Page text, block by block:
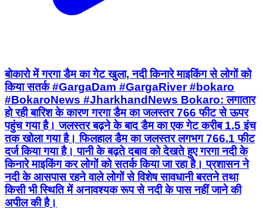
बोकारो में गरगा डैम का गेट खुला, नदी किनारे माइकिंग से लोगों को
किया सतर्क #GargaDam #GargaRiver #bokaro
#BokaroNews #JharkhandNews Bokaro: लगातार
हो रही बारिश के कारण गरगा डैम का जलस्तर 766 फीट से ऊपर
पहुंच गया है। जलस्तर बढ़ने के बाद डैम का एक गेट करीब 1.5 इंच
तक खोला गया है। फिलहाल डैम का जलस्तर लगभग 766.1 फीट
दर्ज किया गया है। पानी के बढ़ते दबाव को देखते हुए गरगा नदी के
किनारे माइकिंग कर लोगों को सतर्क किया जा रहा है। प्रशासन ने
नदी के आसपास रहने वाले लोगों से विशेष सावधानी बरतने तथा
किसी भी स्थिति में अनावश्यक रूप से नदी के पास नहीं जाने की
अपील की है।